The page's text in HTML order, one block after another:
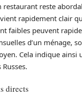
restaurant reste
rapidement clair
faibles peuvent
d’un ménage,
Cela indique ainsi
directs